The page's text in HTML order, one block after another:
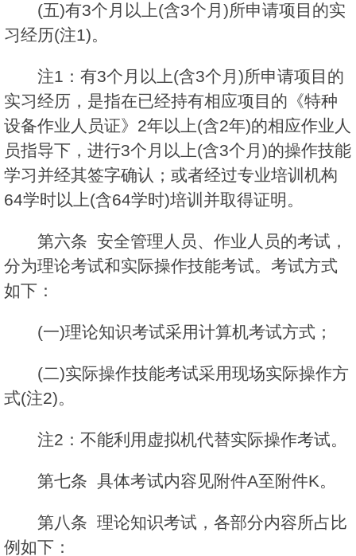
(五)有3个月以上(含3个月)所申请项目的实
习经历(注1)。
注1：有3个月以上(含3个月)所申请项目的
实习经历，是指在已经持有相应项目的《特种
设备作业人员证》2年以上(含2年)的相应作业人
员指导下，进行3个月以上(含3个月)的操作技能
学习并经其签字确认；或者经过专业培训机构
64学时以上(含64学时)培训并取得证明。
第六条 安全管理人员、作业人员的考试，
分为理论考试和实际操作技能考试。考试方式
如下：
(一)理论知识考试采用计算机考试方式；
(二)实际操作技能考试采用现场实际操作方
式(注2)。
注2：不能利用虚拟机代替实际操作考试。
第七条 具体考试内容见附件A至附件K。
第八条 理论知识考试，各部分内容所占比
例如下：